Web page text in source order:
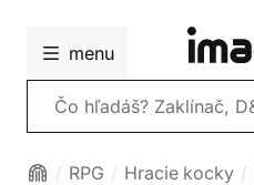
menu
Vyhľadávanie
RPG Hracie kocky